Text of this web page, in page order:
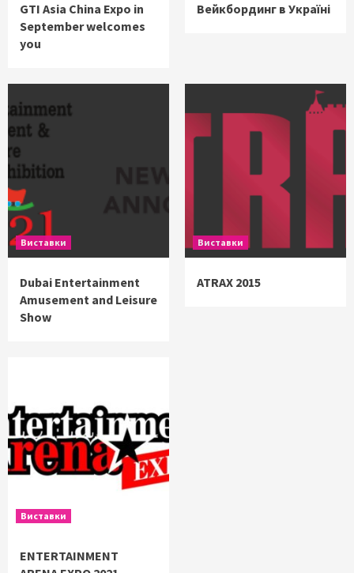
GTI Asia China Expo in
September welcomes
you
Вейкбординг в Україні
Виставки
Dubai Entertainment
Amusement and Leisure
Show
Виставки
ATRAX 2015
Виставки
ENTERTAINMENT